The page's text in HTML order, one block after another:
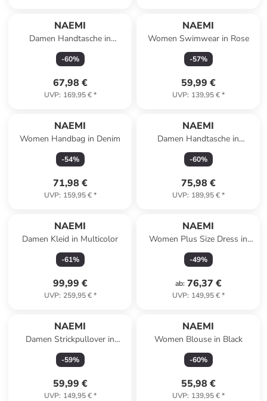
NAEMI
Damen Handtasche in
Schwarz Wollweiss
-60%
67,98 €
UVP: 169,95 €*
NAEMI
Women Swimwear in Rose
-57%
59,99 €
UVP: 139,95 €*
NAEMI
Women Handbag in Denim
-54%
71,98 €
UVP: 159,95 €*
NAEMI
Damen Handtasche in
Azurblau
-60%
75,98 €
UVP: 189,95 €*
NAEMI
Damen Kleid in Multicolor
-61%
99,99 €
UVP: 259,95 €*
NAEMI
Women Plus Size Dress in
Rose
-49%
ab: 76,37 €
UVP: 149,95 €*
NAEMI
Damen Strickpullover in
Schwarz
-59%
59,99 €
UVP: 149,95 €*
NAEMI
Women Blouse in Black
-60%
55,98 €
UVP: 139,95 €*